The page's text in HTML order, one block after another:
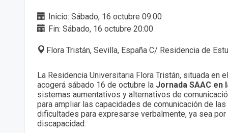
Inicio: Sábado, 16 octubre 09:00
Fin: Sábado, 16 octubre 20:00
Flora Tristán, Sevilla, España C/ Residencia de
La Residencia Universitaria Flora Tristán, situada en
acogerá sábado 16 de octubre la Jornada SAAC en
sistemas aumentativos y alternativos de
para ampliar las capacidades de comunicación de
dificultades para expresarse verbalmente, ya sea
discapacidad.